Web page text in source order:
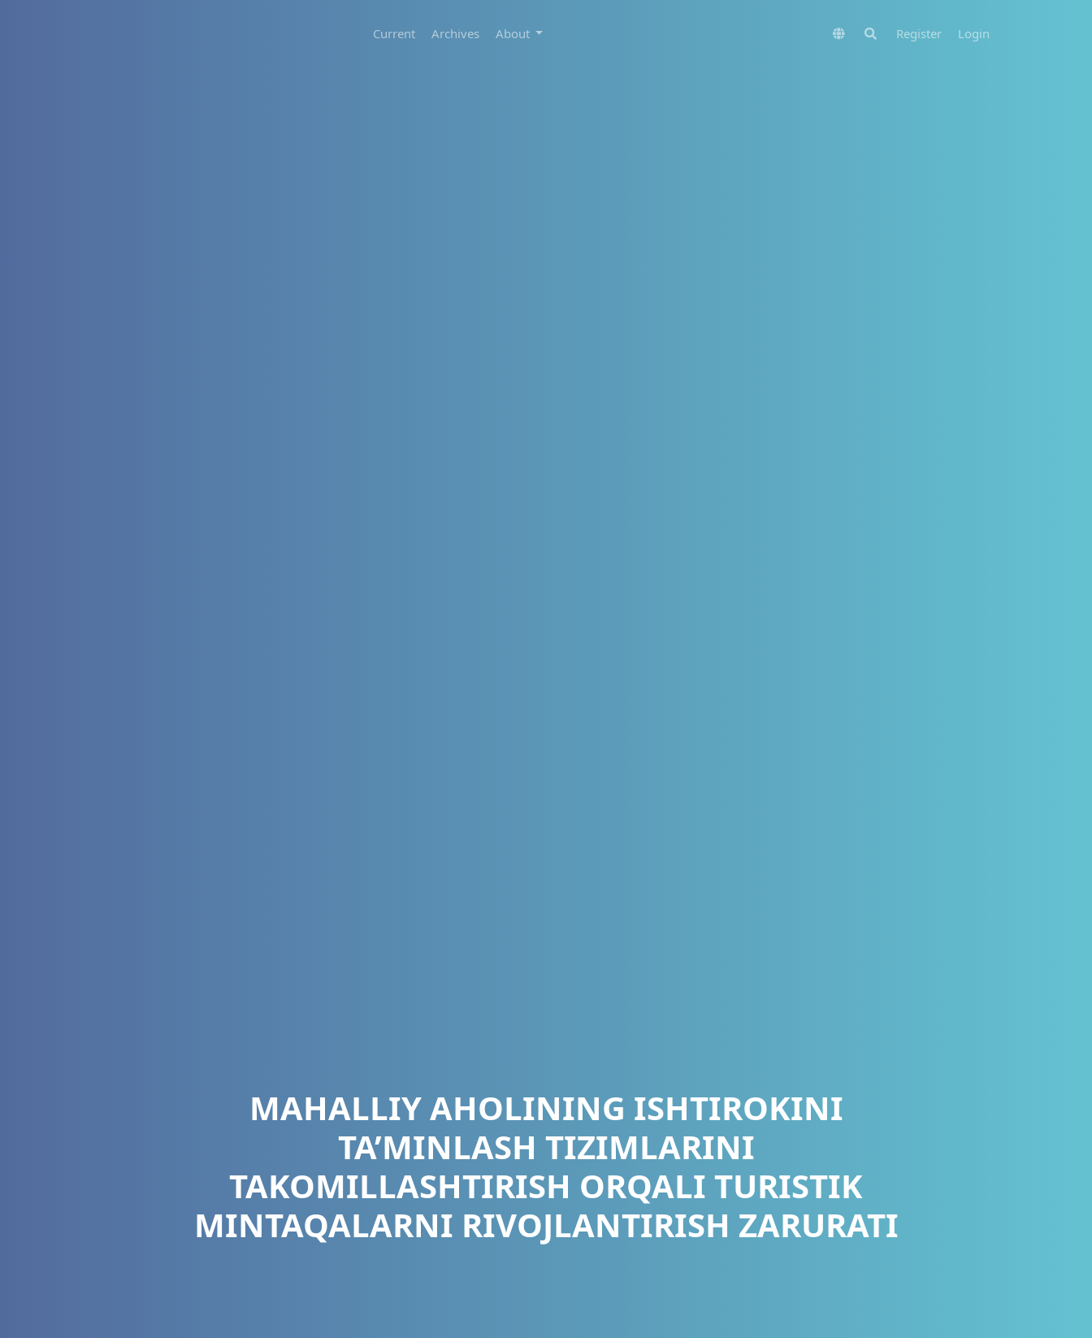
Current Archives About Register Login
MAHALLIY AHOLINING ISHTIROKINI
TA’MINLASH TIZIMLARINI
TAKOMILLASHTIRISH ORQALI TURISTIK
MINTAQALARNI RIVOJLANTIRISH ZARURATI